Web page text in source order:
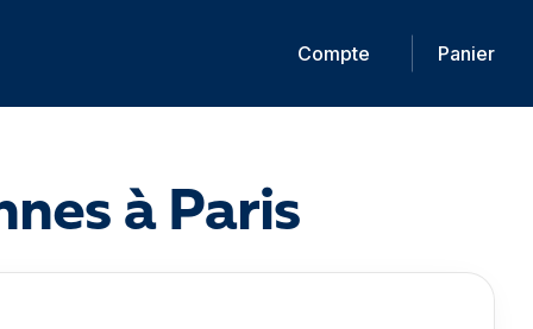
Compte Panier
à Paris